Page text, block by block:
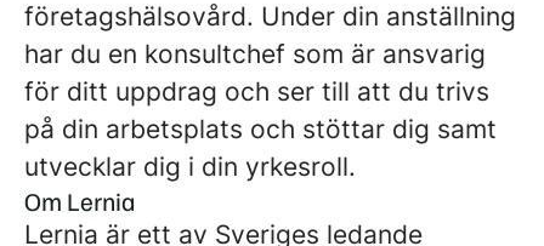
företagshälsovård. Under din anställning
har du en konsultchef som är ansvarig
för ditt uppdrag och ser till att du trivs
på din arbetsplats och stöttar dig samt
utvecklar dig i din yrkesroll.
Om Lernia
Lernia är ett av Sveriges ledande